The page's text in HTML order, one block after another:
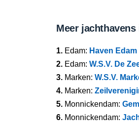
Meer
1. Edam: Haven
2. Edam: W.S.V. De
3. Marken: W.S.V.
4. Marken:
5. Monnickendam:
6. Monnickendam: